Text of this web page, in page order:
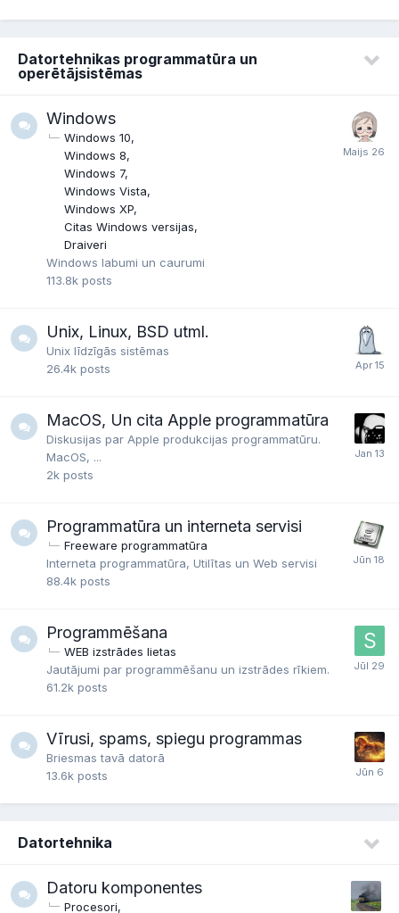
Datortehnikas programmatūra un
operētājsistēmas
Windows
Windows 10
Windows 8
Windows 7
Windows Vista
Windows XP
Citas Windows versijas
Draiveri
Windows labumi un caurumi
113.8k posts
Unix, Linux, BSD utml.
Unix līdzīgās sistēmas
26.4k posts
MacOS, Un cita Apple programmatūra
Diskusijas par Apple produkcijas programmatūru.
MacOS, ...
2k posts
Programmatūra un interneta servisi
Freeware programmatūra
Interneta programmatūra, Utilītas un Web servisi
88.4k posts
Programmēšana
WEB izstrādes lietas
Jautājumi par programmēšanu un izstrādes rīkiem.
61.2k posts
Vīrusi, spams, spiegu programmas
Briesmas tavā datorā
13.6k posts
Datortehnika
Datoru komponentes
Procesori